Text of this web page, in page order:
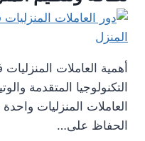
أهمية العاملات
التكنولوجيا المتقدمة
العاملات المنزليات
الحفاظ على…